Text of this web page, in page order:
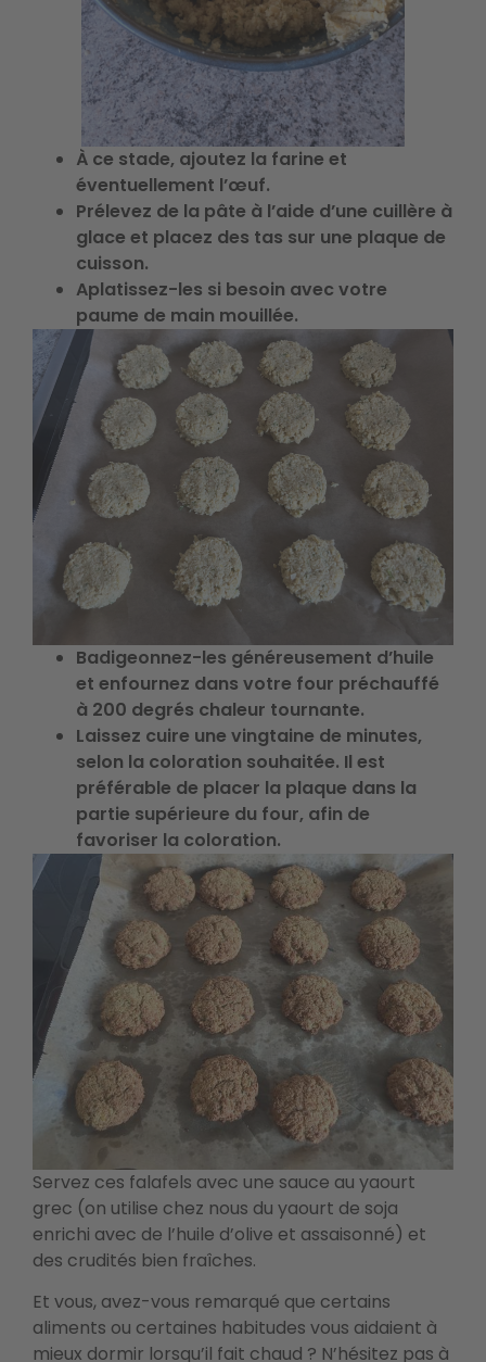
À ce stade, ajoutez la farine et
éventuellement l’œuf.
Prélevez de la pâte à l’aide d’une cuillère à
glace et placez des tas sur une plaque de
cuisson.
Aplatissez-les si besoin avec votre
paume de main mouillée.
Badigeonnez-les généreusement d’huile
et enfournez dans votre four préchauffé
à 200 degrés chaleur tournante.
Laissez cuire une vingtaine de minutes,
selon la coloration souhaitée. Il est
préférable de placer la plaque dans la
partie supérieure du four, afin de
favoriser la coloration.
Servez ces falafels avec une sauce au yaourt
grec (on utilise chez nous du yaourt de soja
enrichi avec de l’huile d’olive et assaisonné) et
des crudités bien fraîches.
Et vous, avez-vous remarqué que certains
aliments ou certaines habitudes vous aidaient à
mieux dormir lorsqu’il fait chaud ? N’hésitez pas à